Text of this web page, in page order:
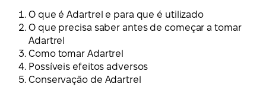
O que é Adartrel e para que é utilizado
O que precisa saber antes de começar a tomar
Adartrel
Como tomar Adartrel
Possíveis efeitos adversos
Conservação de Adartrel